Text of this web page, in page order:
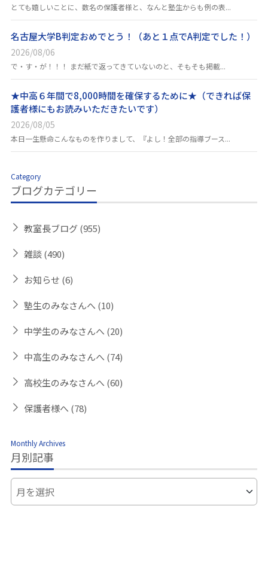
とても嬉しいことに、数名の保護者様と、なんと塾生からも例の表...
名古屋大学B判定おめでとう！（あと１点でA判定でした！）
2026/08/06
で・す・が！！！ まだ紙で返ってきていないのと、そもそも掲載...
★中高６年間で8,000時間を確保するために★（できれば保
護者様にもお読みいただきたいです）
2026/08/05
本日一生懸命こんなものを作りまして、『よし！全部の指導ブース...
Category
ブログカテゴリー
教室長ブログ(955)
雑談(490)
お知らせ (6)
塾生のみなさんへ (10)
中学生のみなさんへ (20)
中高生のみなさんへ (74)
高校生のみなさんへ (60)
保護者様へ (78)
Monthly Archives
月別記事